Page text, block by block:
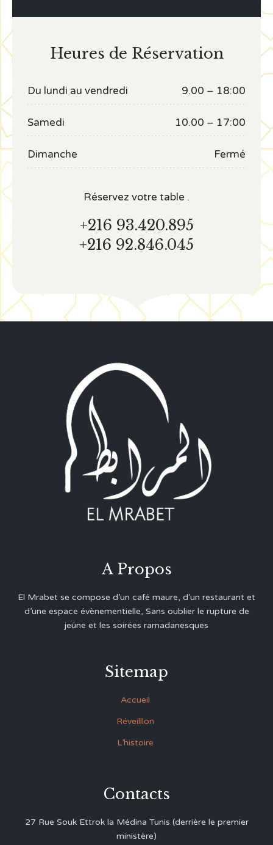
Heures de Réservation
Du lundi au vendredi 9.00 – 18:00
Samedi 10.00 – 17:00
Dimanche Fermé
Réservez votre table .
+216 93.420.895
+216 92.846.045
A Propos
El Mrabet se compose d’un café maure, d’un restaurant et
d’une espace évènementielle, Sans oublier le rupture de
jeûne et les soirées ramadanesques
Sitemap
Accueil
Réveilllon
L’histoire
Contacts
27 Rue Souk Ettrok la Médina Tunis (derrière le premier
ministère)